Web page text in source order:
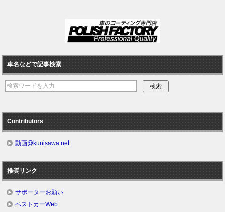
車名などで記事検索
Contributors
動画@kunisawa.net
推奨リンク
サポーターお願い
ベストカーWeb